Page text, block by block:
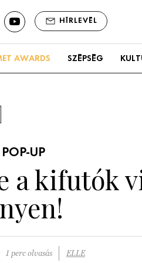
HÍRLEVÉL
AWARDS SZÉPSÉG
UP
a kifutók
1 perc olvasás ELLE